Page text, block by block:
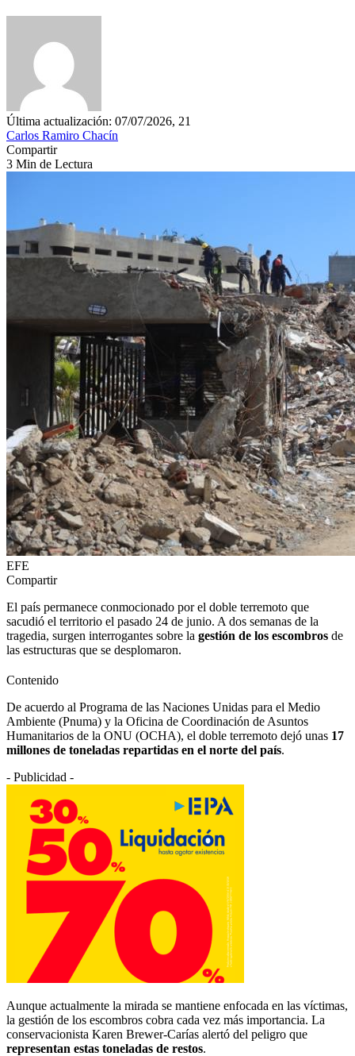
Última actualización: 07/07/2026, 21
Carlos Ramiro Chacín
Compartir
3 Min de Lectura
EFE
Compartir
El país permanece conmocionado por el doble terremoto que
sacudió el territorio el pasado 24 de junio. A dos semanas de la
tragedia, surgen interrogantes sobre la gestión de los escombros de
las estructuras que se desplomaron.
Contenido
De acuerdo al Programa de las Naciones Unidas para el Medio
Ambiente (Pnuma) y la Oficina de Coordinación de Asuntos
Humanitarios de la ONU (OCHA), el doble terremoto dejó unas 17
millones de toneladas repartidas en el norte del país.
- Publicidad -
Aunque actualmente la mirada se mantiene enfocada en las víctimas,
la gestión de los escombros cobra cada vez más importancia. La
conservacionista Karen Brewer-Carías alertó del peligro que
representan estas toneladas de restos.